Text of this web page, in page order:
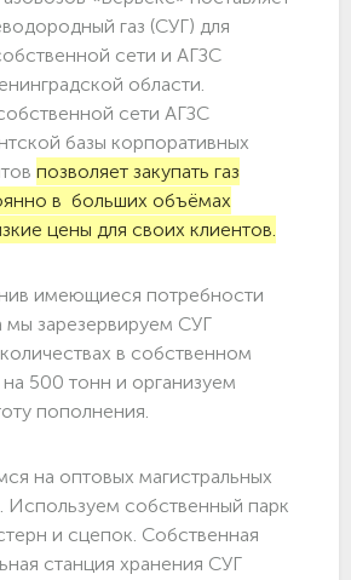
газ (СУГ) для
сети и АГЗС
области.
сети АГЗС
базы корпоративных
позволяет закупать газ
в больших объёмах
цены для своих клиентов.
имеющиеся потребности
мы зарезервируем СУГ
в собственном
500 тонн и организуем
пополнения.
на оптовых магистральных
Используем собственный парк
и сцепок. Собственная
станция хранения СУГ